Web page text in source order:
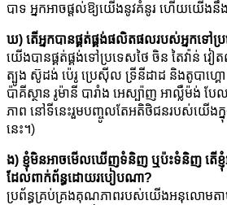
បាទ អ្នកអាចផ្តល់ឱ្យយើងនូវគំនូរ ហើយយើងនឹ
ឃ) តើអ្នកបានផ្គត់ផ្គង់ផលិតផលរបស់អ្នកទៅ
យើងបានផ្គត់ផ្គង់ទៅប្រទេសថៃ ចិន តៃវ៉ាន់ វៀ
ត្បូង ស៊ូដង់ ប៉េរូ ប្រេស៊ីល ទ្រីនីដាដ និងតូបាហ្គោ
ប៉ាគីស្ថាន រូម៉ានី បារាំង អេស្ប៉ាញ អាល្លឺម៉ង់
ភាព នៅទីនេះរួមបញ្ចូលតែអតិថិជនរបស់យើងក្
នេះ។)
ង) ខ្ញុំមិនអាចមើលឃើញទំនិញ ឬប៉ះទំនិញ តើខ្
ដែលពាក់ព័ន្ធដោយរបៀបណា?
ប្រព័ន្ធគ្រប់គ្រងគុណភាពរបស់យើងអនុលោមតាម